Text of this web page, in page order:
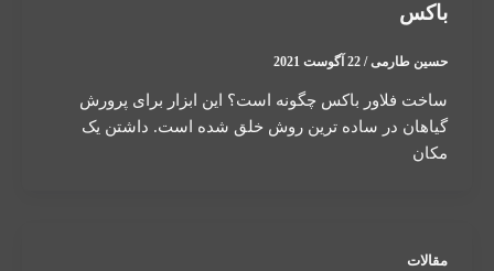
باکس
حسین طارمی/ 22 آگوست 2021
ساخت فلاور باکس چگونه است؟ این ابزار برای پرورش
گیاهان در ساده ترین روش خلق شده است. داشتن یک
مکان
مقالات